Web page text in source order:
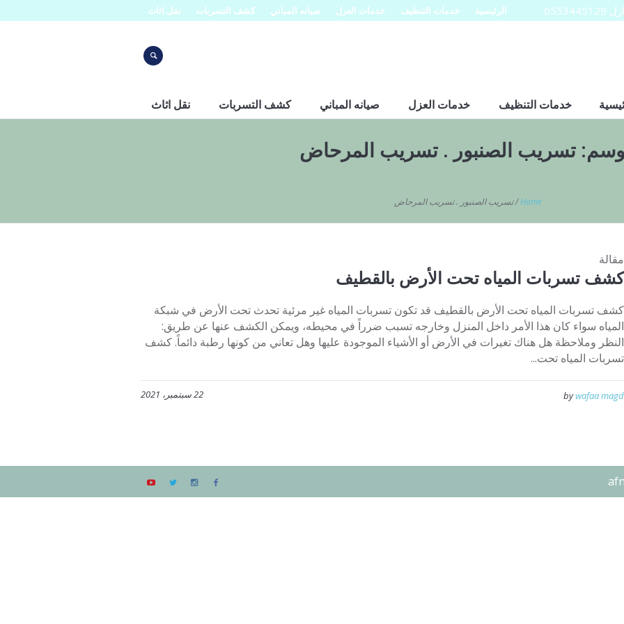
الرئيسية خدمات التنظيف خدمات العزل صيانه المباني كشف التسربات نقل اثاث
خدمات التنظيف خدمات العزل صيانه المباني كشف التسربات نقل اثاث
تسريب الصنبور . تسريب المرحاض
Home
/تسريب الصنبور . تسريب المرحاض
مقالة
كشف تسربات المياه تحت الأرض بالقطيف
كشف تسربات المياه تحت الأرض بالقطيف قد تكون تسربات المياه غير مرئية تحدث تحت الأرض في شبكة
المياه سواء كان هذا الأمر داخل المنزل وخارجه تسبب ضرراً في محيطه، ويمكن الكشف عنها عن طريق:
النظر وملاحظة هل هناك تغيرات في الأرض أو الأشياء الموجودة عليها وهل تعاني من كونها رطبة دائماً. كشف
تسربات المياه تحت...
22 سبتمبر، 2021 bywafaa magd